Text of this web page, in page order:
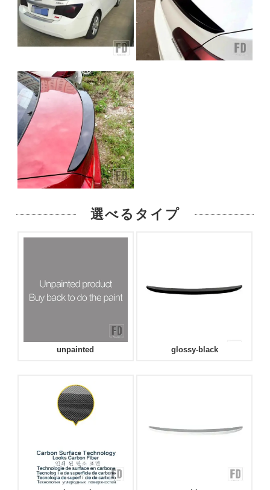
選べるタイプ
unpainted glossy-black